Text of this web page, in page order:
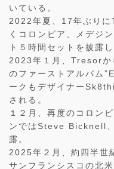
いている。
2022年夏、17年ぶり
くコロンビア、メデジ
ト５時間セットを披露し
2023年１月、Tresorか
のファーストアルバム
ークもデザイナー
される。
１２月、再度のコロン
ンではSteve Bicknell
露。
2025年２月、約四半世
サンフランシスコの北